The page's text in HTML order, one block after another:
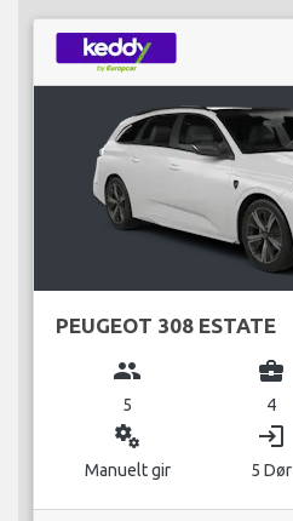
PEUGEOT 308 ESTATE
group
5
business_center
4
miscellaneous_services
Manuelt gir
login
5 Dør